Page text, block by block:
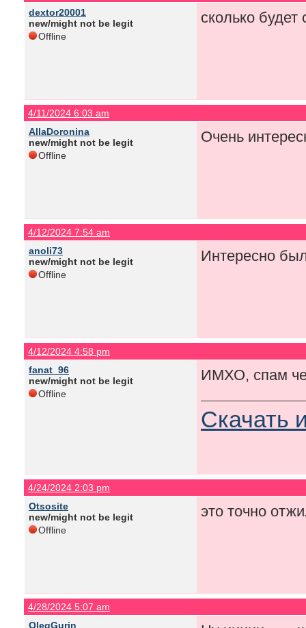
dextor20001
new/might not be legit
Offline
сколько будет
4/11/2024 6:03 am
AllaDoronina
new/might not be legit
Offline
Очень
4/12/2024 7:54 am
anoli73
new/might not be legit
Offline
Интересно
4/12/2024 4:58 pm
fanat_96
new/might not be legit
Offline
ИМХО, спам
Скачать
4/24/2024 2:03 pm
Otsosite
new/might not be legit
Offline
это точно
4/28/2024 5:07 am
OlegGurin